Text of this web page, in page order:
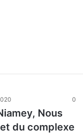
0
Nous
du complexe